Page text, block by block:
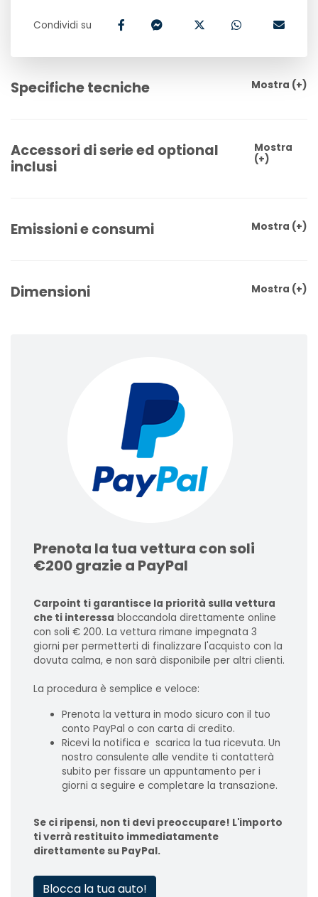
Condividi su
Specifiche tecniche Mostra (+)
Accessori di serie ed optional
inclusi
Mostra
(+)
Emissioni e consumi Mostra (+)
Dimensioni Mostra (+)
Prenota la tua vettura con soli
€200 grazie a PayPal
Carpoint ti garantisce la priorità sulla vettura
che ti interessa bloccandola direttamente online
con soli € 200. La vettura rimane impegnata 3
giorni per permetterti di finalizzare l'acquisto con la
dovuta calma, e non sarà disponibile per altri clienti.
La procedura è semplice e veloce:
Prenota la vettura in modo sicuro con il tuo
conto PayPal o con carta di credito.
Ricevi la notifica e scarica la tua ricevuta. Un
nostro consulente alle vendite ti contatterà
subito per fissare un appuntamento per i
giorni a seguire e completare la transazione.
Se ci ripensi, non ti devi preoccupare! L'importo
ti verrà restituito immediatamente
direttamente su PayPal.
Blocca la tua auto!